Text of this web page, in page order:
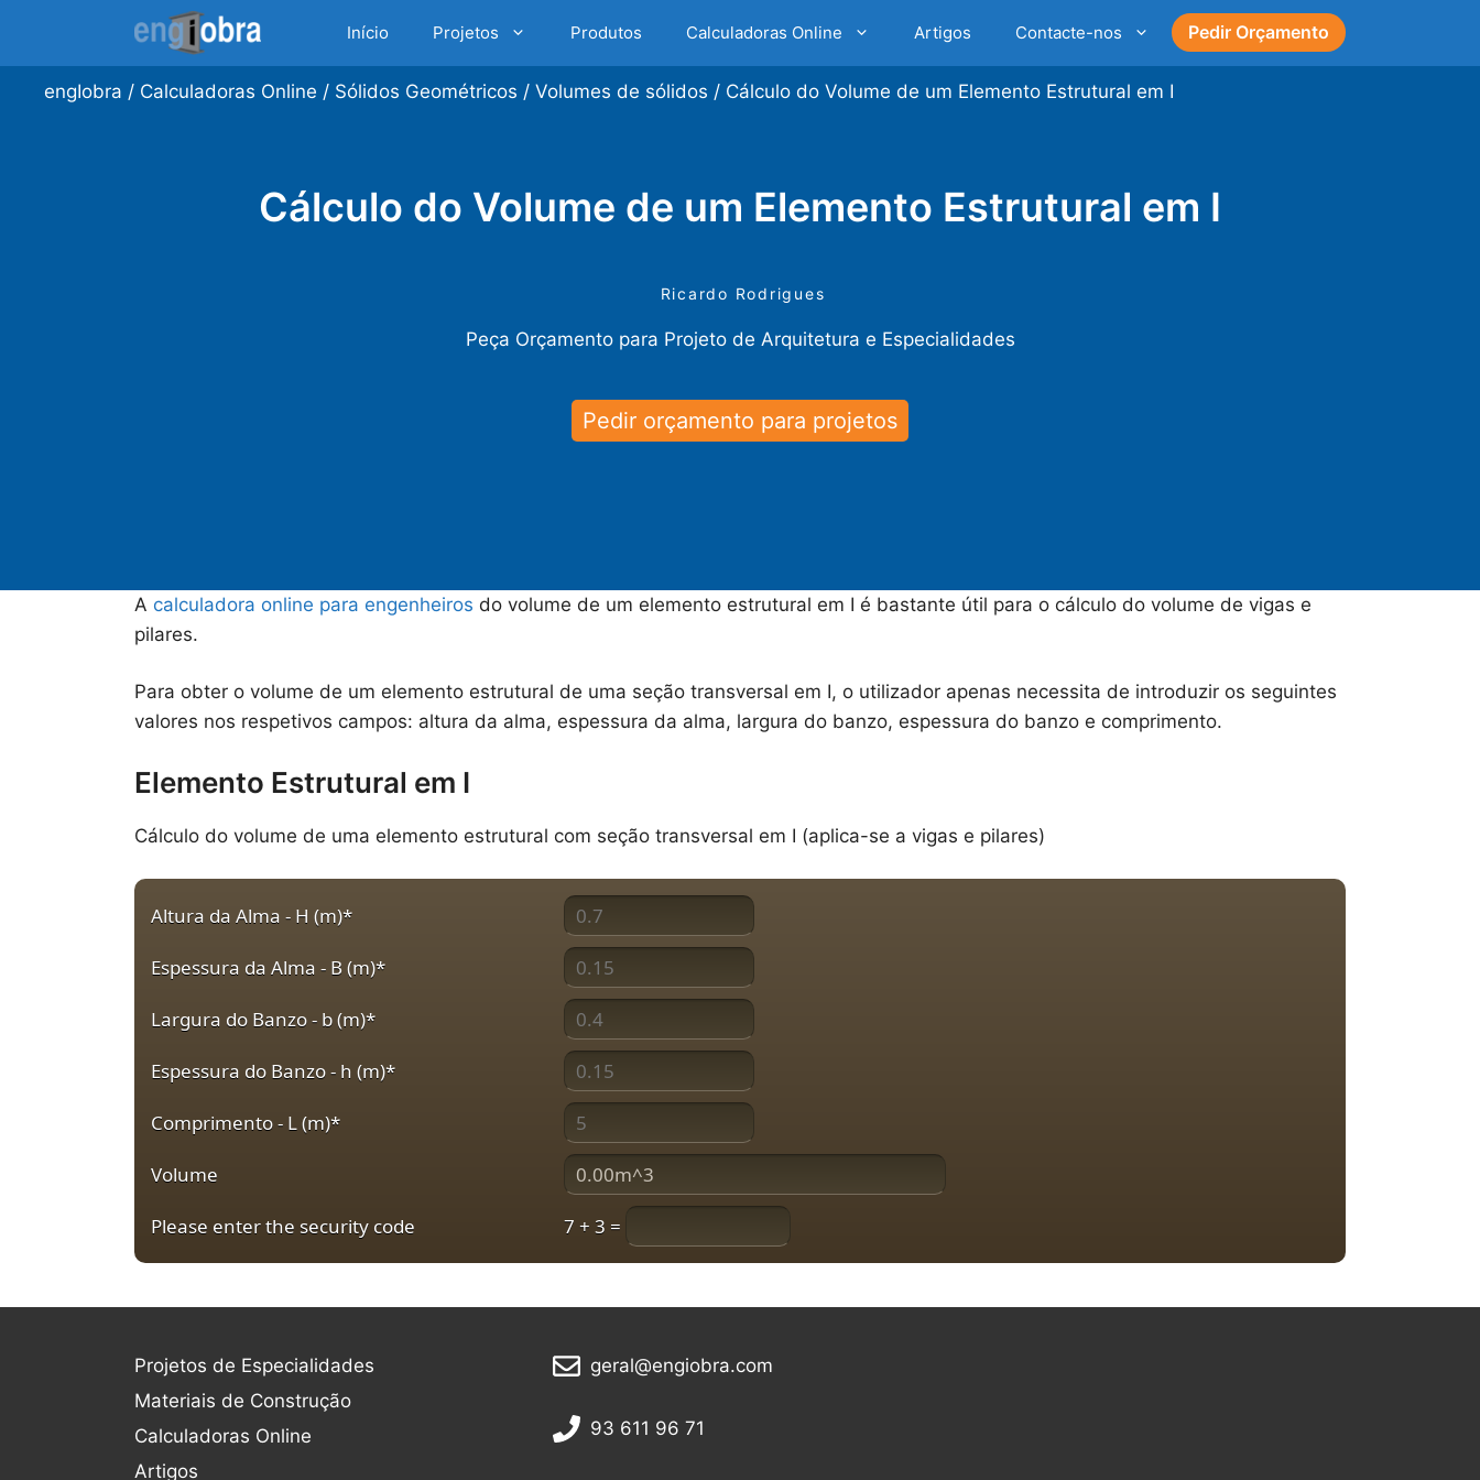
o
conteúdo
Início Projetos Produtos Calculadoras Online Artigos Contacte-nos Pedir Orçamento
engIobra / Calculadoras Online / Sólidos Geométricos / Volumes de sólidos / Cálculo do Volume de um Elemento Estrutural em I
Cálculo do Volume de um Elemento Estrutural em I
Ricardo Rodrigues
Peça Orçamento para Projeto de Arquitetura e Especialidades
Pedir orçamento para projetos
A calculadora online para engenheiros do volume de um elemento estrutural em I é bastante útil para o cálculo do volume de vigas e
pilares.
Para obter o volume de um elemento estrutural de uma seção transversal em I, o utilizador apenas necessita de introduzir os seguintes
valores nos respetivos campos: altura da alma, espessura da alma, largura do banzo, espessura do banzo e comprimento.
Elemento Estrutural em I
Cálculo do volume de uma elemento estrutural com seção transversal em I (aplica-se a vigas e pilares)
Altura da Alma - H (m)*
Espessura da Alma - B (m)*
Largura do Banzo - b (m)*
Espessura do Banzo - h (m)*
Comprimento - L (m)*
Volume
Please enter the security code 7 + 3 =
Projetos de Especialidades
Materiais de Construção
Calculadoras Online
Artigos
geral@engiobra.com
93 611 96 71